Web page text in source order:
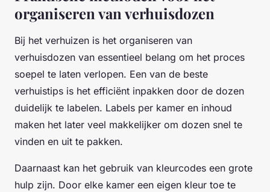
organiseren van verhuisdozen
Bij het verhuizen is het organiseren van
verhuisdozen van essentieel belang om het proces
soepel te laten verlopen. Een van de beste
verhuistips is het efficiënt inpakken door de dozen
duidelijk te labelen. Labels per kamer en inhoud
maken het later veel makkelijker om dozen snel te
vinden en uit te pakken.
Daarnaast kan het gebruik van kleurcodes een grote
hulp zijn. Door elke kamer een eigen kleur toe te